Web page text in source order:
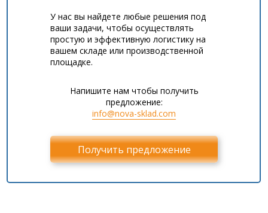
У нас вы найдете любые решения под
ваши задачи, чтобы осуществлять
простую и эффективную логистику на
вашем складе или производственной
площадке.
Получить предложение
Напишите нам чтобы получить
предложение:
info@nova-sklad.com